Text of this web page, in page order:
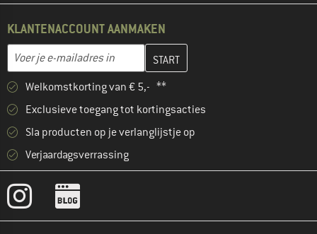
KLANTENACCOUNT AANMAKEN
E-mailadres
Vul je e-mailadres hier in en maak in de volgende stap je
Welkomstkorting van € 5,- **
Exclusieve toegang tot kortingsacties
Sla producten op je verlanglijstje op
Verjaardagsverrassing